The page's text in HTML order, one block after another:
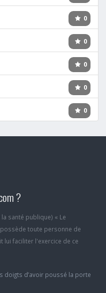
0
0
0
0
0
?
santé publique) « Le
toute personne de
lui faciliter l'exercice de ce
doigts d’avoir poussé la porte